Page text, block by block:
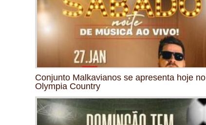
Conjunto Malkavianos se apresenta hoje no
Olympia Country